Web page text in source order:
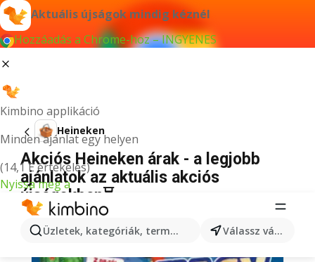
Aktuális újságok mindig kéznél
Hozzáadás a Chrome-hoz – INGYENES
Kimbino applikáció
Minden ajánlat egy helyen
(14,1 E értékelés)
Nyissa meg a
Üzletek, kategóriák, termékek keresése... Válassz várost
Heineken
Akciós Heineken árak - a legjobb
ajánlatok az aktuális akciós
újságokban⏳